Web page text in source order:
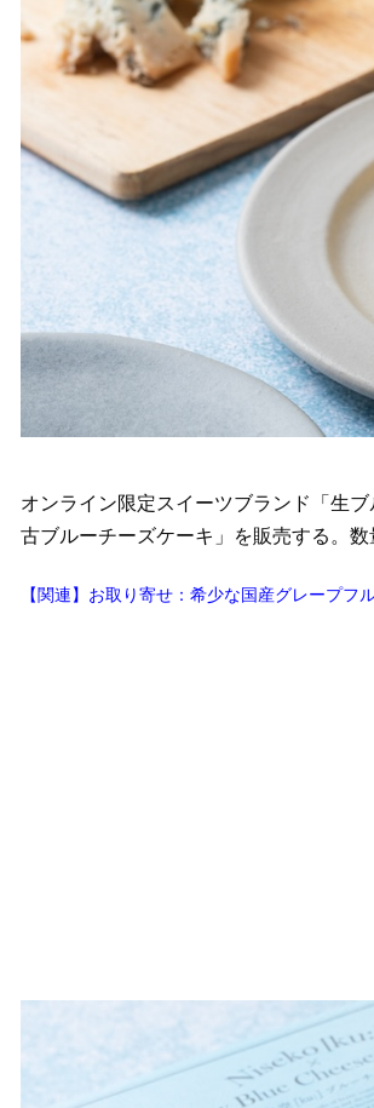
オンライン限定スイーツブランド「生
古ブルーチーズケーキ」を販売する。数
【関連】お取り寄せ：希少な国産グレープ